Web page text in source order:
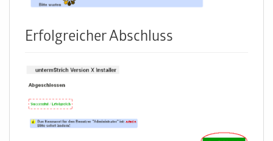
Erfolgreicher Abschluss